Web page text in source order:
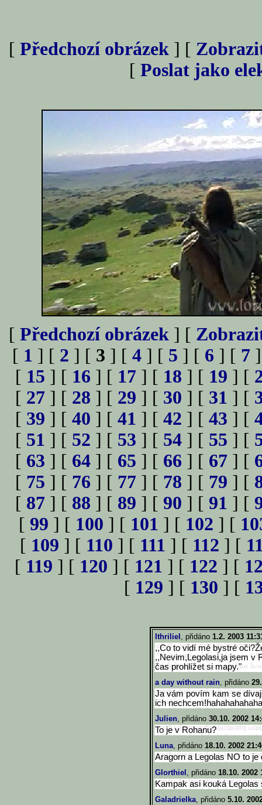
[ Předchozí obrázek ] [
[ Poslat jako
[ Předchozí obrázek ] [
[ 1 ] [ 2 ] [ 3 ] [ 4 ] [ 5 ] [ 6 ] [ 7
[ 15 ] [ 16 ] [ 17 ] [ 18 ] [ 19 ] [
[ 27 ] [ 28 ] [ 29 ] [ 30 ] [ 31 ] [
[ 39 ] [ 40 ] [ 41 ] [ 42 ] [ 43 ] [
[ 51 ] [ 52 ] [ 53 ] [ 54 ] [ 55 ] [
[ 63 ] [ 64 ] [ 65 ] [ 66 ] [ 67 ] [
[ 75 ] [ 76 ] [ 77 ] [ 78 ] [ 79 ] [
[ 87 ] [ 88 ] [ 89 ] [ 90 ] [ 91 ] [
[ 99 ] [ 100 ] [ 101 ] [ 102 ] [
[ 109 ] [ 110 ] [ 111 ] [ 112 ] [
[ 119 ] [ 120 ] [ 121 ] [ 122 ] [
[ 129 ] [ 130 ] [
Ithriliel , přidáno 1.2. 2003
,,Co to vidí mé bystré
,,Nevim,Legolasi,ja jsem v
čas prohlížet si mapy."
a day without rain, přidáno
Ja vám povím kam se
ich
Julien, přidáno 30.10. 2002
To je v Rohanu?
Luna, přidáno 18.10. 2002
Aragorn a Legolas NO to
Glorthiel , přidáno 18.10. 2002
Kampak asi kouká
Galadrielka, přidáno 5.10.